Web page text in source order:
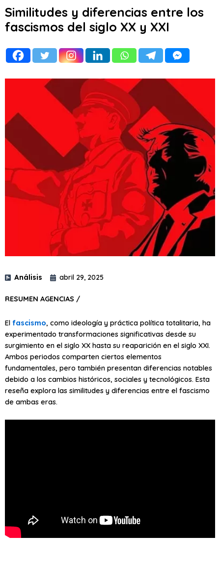
Similitudes y diferencias entre los
fascismos del siglo XX y XXI
Análisis abril 29, 2025
RESUMEN AGENCIAS /
El fascismo, como ideología y práctica política totalitaria, ha
experimentado transformaciones significativas desde su
surgimiento en el siglo XX hasta su reaparición en el siglo XXI.
Ambos periodos comparten ciertos elementos
fundamentales, pero también presentan diferencias notables
debido a los cambios históricos, sociales y tecnológicos. Esta
reseña explora las similitudes y diferencias entre el fascismo
de ambas eras.